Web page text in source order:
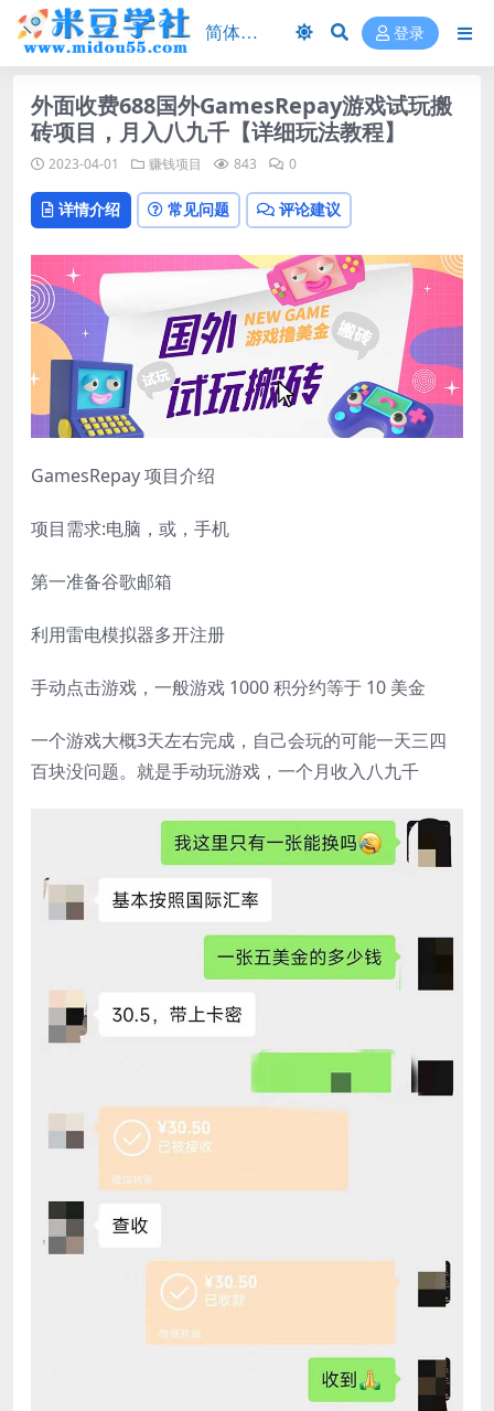
登录
外面收费688国外GamesRepay游戏试玩搬
砖项目，月入八九千【详细玩法教程】
2023-04-01 赚钱项目 843 0
详情介绍 常见问题 评论建议
GamesRepay 项目介绍
项目需求:电脑，或，手机
第一准备谷歌邮箱
利用雷电模拟器多开注册
手动点击游戏，一般游戏 1000 积分约等于 10 美金
一个游戏大概3天左右完成，自己会玩的可能一天三四
百块没问题。就是手动玩游戏，一个月收入八九千